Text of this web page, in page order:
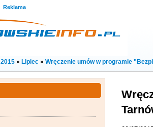
Reklama
2015 » Lipiec » Wręczenie umów w programie